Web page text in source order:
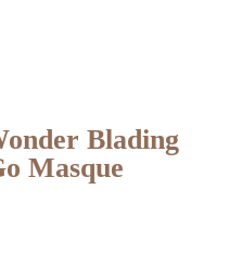
Blading
Masque